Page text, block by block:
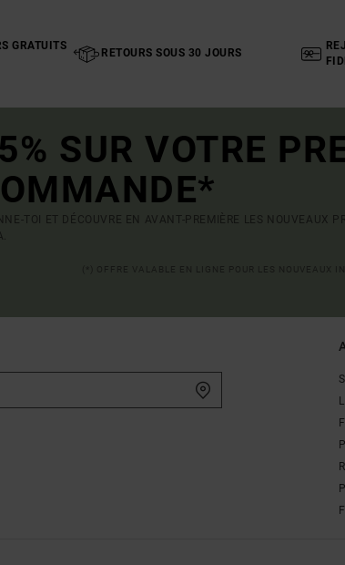
GRATUITS
RETOURS SOUS 30 JOURS
SUR VOTRE
TOI ET DÉCOUVRE EN AVANT-PREMIÈRE LES NOUVEAUX